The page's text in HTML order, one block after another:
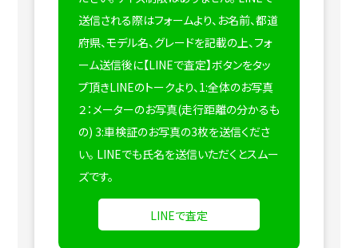
送信される際はフォームより、お名前、都道
府県、モデル名、グレードを記載の上、フォ
ーム送信後に【LINEで査定】ボタンをタッ
プ頂きLINEのトークより、1:全体のお写真
２：メーターのお写真(走行距離の分かるも
の) 3:車検証のお写真の3枚を送信くださ
い。 LINEでも氏名を送信いただくとスムー
ズです。
LINEで査定